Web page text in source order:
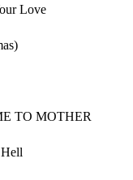
Love
TO MOTHER
Hell